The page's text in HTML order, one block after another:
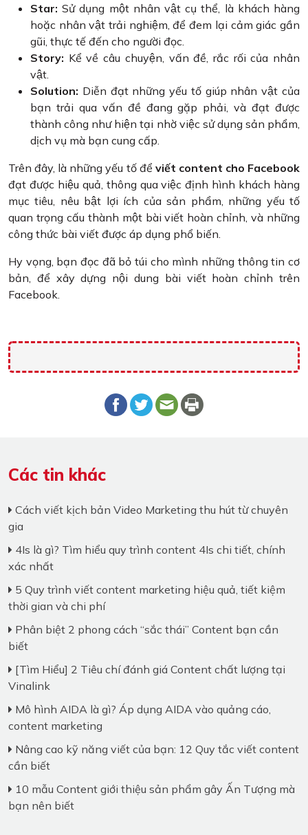
Star:Sử dụng một nhân vật cụ thể, là khách hàng
hoặc nhân vật trải nghiệm, để đem lại cảm giác gần
gũi, thực tế đến cho người đọc.
Story: Kể về câu chuyện, vấn đề, rắc rối của nhân
vật.
Solution: Diễn đạt những yếu tố giúp nhân vật của
bạn trải qua vấn đề đang gặp phải, và đạt được
thành công như hiện tại nhờ việc sử dụng sản phẩm,
dịch vụ mà bạn cung cấp.
Trên đây, là những yếu tố để viết content cho Facebook
đạt được hiệu quả, thông qua việc định hình khách hàng
mục tiêu, nêu bật lợi ích của sản phẩm, những yếu tố
quan trọng cấu thành một bài viết hoàn chỉnh, và những
công thức bài viết được áp dụng phổ biến.
Hy vọng, bạn đọc đã bỏ túi cho mình những thông tin cơ
bản, để xây dựng nội dung bài viết hoàn chỉnh trên
Facebook.
Các tin khác
Cách viết kịch bản Video Marketing thu hút từ chuyên
gia
4Is là gì? Tìm hiểu quy trình content 4Is chi tiết, chính
xác nhất
5 Quy trình viết content marketing hiệu quả, tiết kiệm
thời gian và chi phí
Phân biệt 2 phong cách “sắc thái” Content bạn cần
biết
[Tìm Hiểu] 2 Tiêu chí đánh giá Content chất lượng tại
Vinalink
Mô hình AIDA là gì? Áp dụng AIDA vào quảng cáo,
content marketing
Nâng cao kỹ năng viết của bạn: 12 Quy tắc viết content
cần biết
10 mẫu Content giới thiệu sản phẩm gây Ấn Tượng mà
bạn nên biết